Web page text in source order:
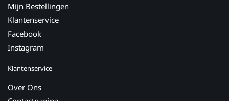
Mijn Bestellingen
Klantenservice
Facebook
Instagram
Klantenservice
Over Ons